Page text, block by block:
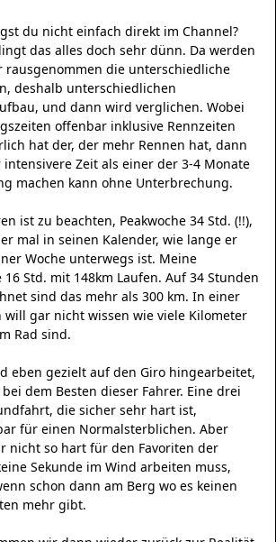
du nicht einfach direkt im Channel?
das alles doch sehr dünn. Da werden
rausgenommen die unterschiedliche
deshalb unterschiedlichen
und dann wird verglichen. Wobei
offenbar inklusive Rennzeiten
hat der, der mehr Rennen hat, dann
Zeit als einer der 3-4 Monate
machen kann ohne Unterbrechung.
ist zu beachten, Peakwoche 34 Std. (!!),
mal in seinen Kalender, wie lange er
Woche unterwegs ist. Meine
16 Std. mit 148km Laufen. Auf 34 Stunden
sind das mehr als 300 km. In einer
will gar nicht wissen wie viele Kilometer
Rad sind.
eben gezielt auf den Giro hingearbeitet,
dem Besten dieser Fahrer. Eine drei
die sicher sehr hart ist,
für einen Normalsterblichen. Aber
nicht so hart für den Favoriten der
Sekunde im Wind arbeiten muss,
schon dann am Berg wo es keinen
mehr gibt.